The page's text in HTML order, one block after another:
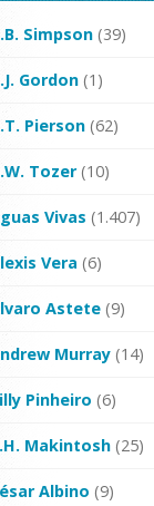
Simpson (39)
Gordon (1)
Pierson (62)
Tozer(10)
Vivas (1.407)
Vera (6)
Astete (9)
Murray (14)
Pinheiro (6)
Makintosh (25)
Albino (9)